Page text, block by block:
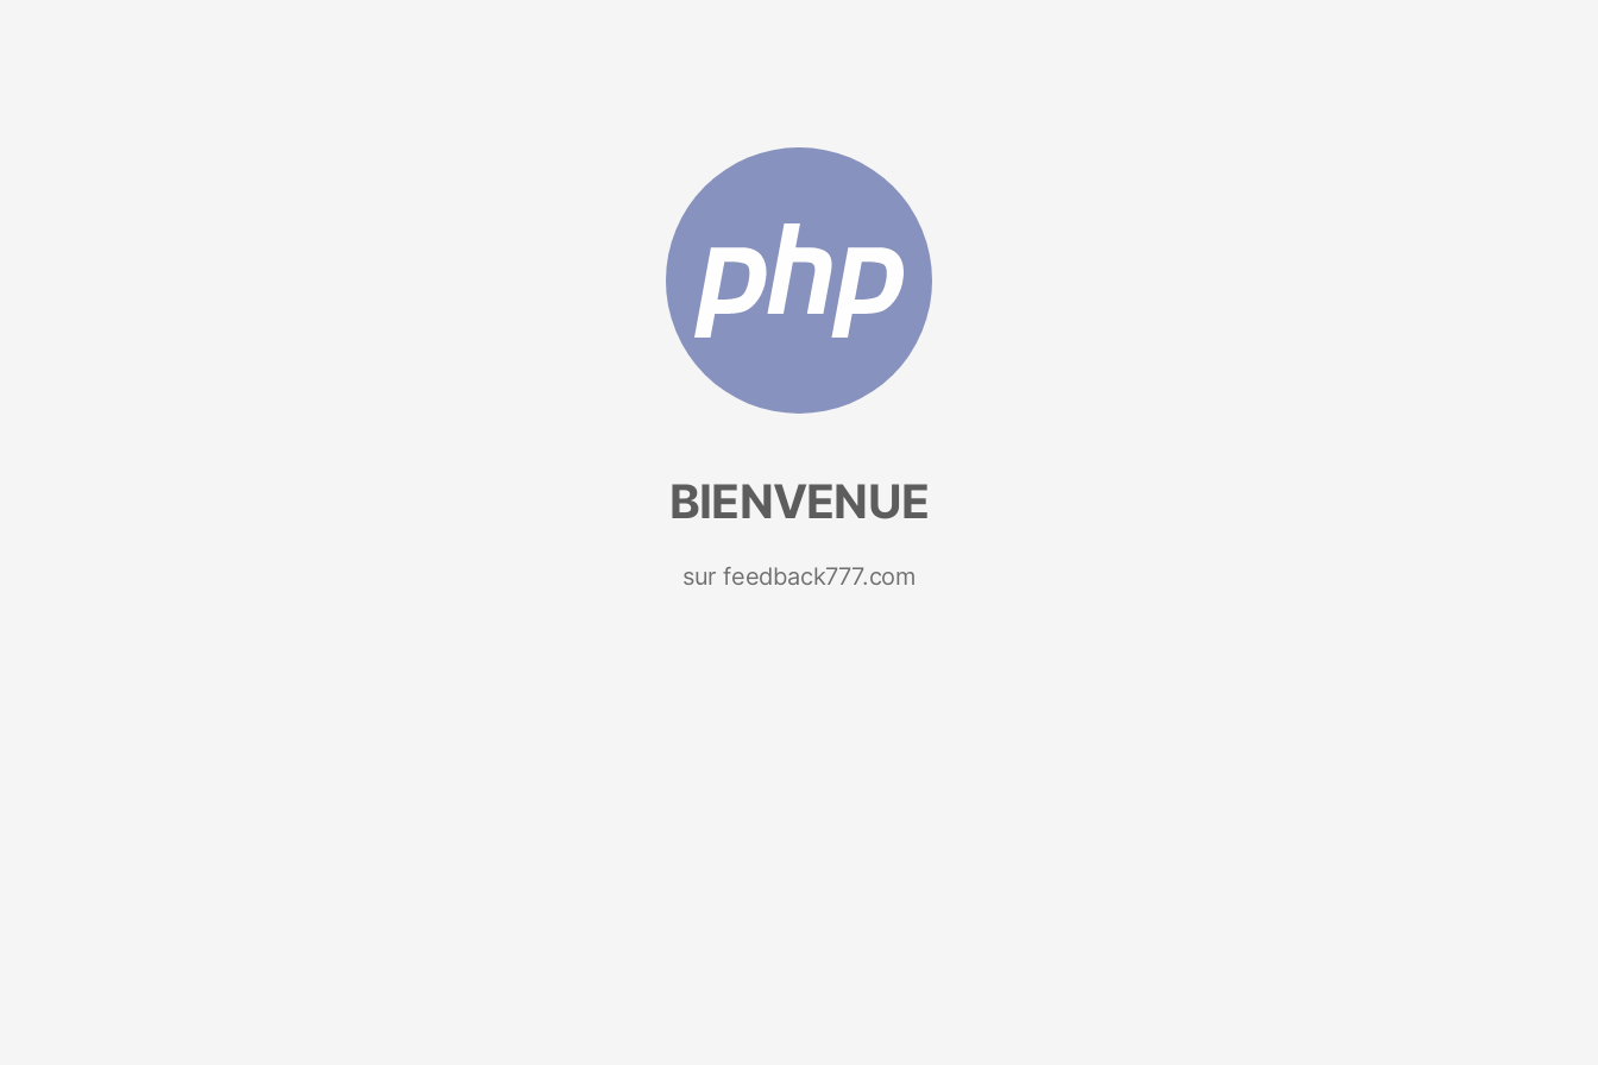
BIENVENUE
sur feedback777.com